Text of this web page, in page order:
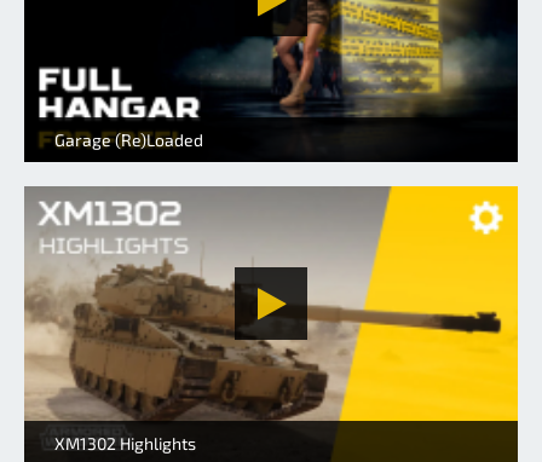
Garage (Re)Loaded
XM1302 Highlights